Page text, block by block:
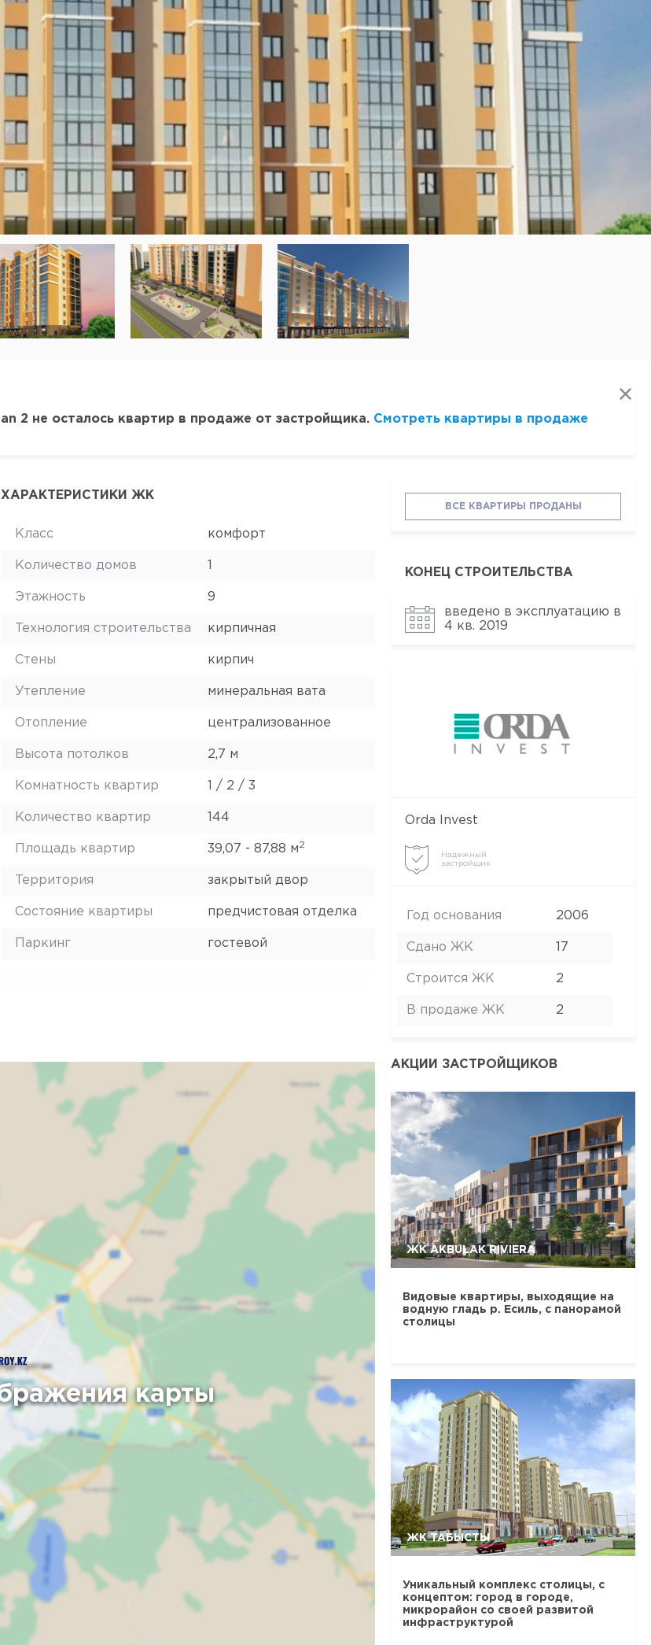
2 не осталось квартир в продаже от застройщика. Смотреть квартиры в продаже
ХАРАКТЕРИСТИКИ ЖК
Класс комфорт
Количество домов
Этажность 9
Технология строительства кирпичная
Стены кирпич
Утепление минеральная вата
Отопление централизованное
Высота потолков 2,7 м
Комнатность квартир 1 / 2 / 3
Количество квартир 144
Площадь квартир 39,07 - 87,88 м2
Территория закрытый двор
Состояние квартиры предчистовая отделка
Паркинг гостевой
карты
ВСЕ КВАРТИРЫ ПРОДАНЫ
КОНЕЦ СТРОИТЕЛЬСТВА
введено в эксплуатацию в
4 кв. 2019
Orda Invest
Надежный
застройщик
Год основания 2006
Сдано ЖК 17
Строится ЖК 2
В продаже ЖК 2
АКЦИИ ЗАСТРОЙЩИКОВ
ЖК AKBULAK RIVIERA
Видовые квартиры, выходящие на
водную гладь р. Есиль, с панорамой
столицы
ЖК ТАБЫСТЫ
Уникальный комплекс столицы, с
концептом: город в городе,
микрорайон со своей развитой
инфраструктурой